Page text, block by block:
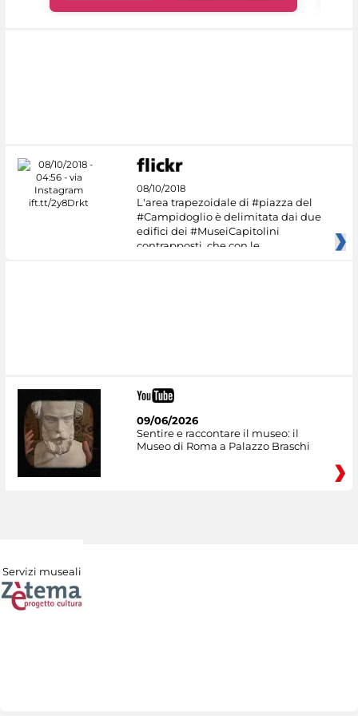
08/10/2018
L'area trapezoidale di #piazza del
#Campidoglio è delimitata dai due
edifici dei #MuseiCapitolini
contrapposti, che con le
09/06/2026
Sentire e raccontare il museo: il
Museo di Roma a Palazzo Braschi
Servizi museali